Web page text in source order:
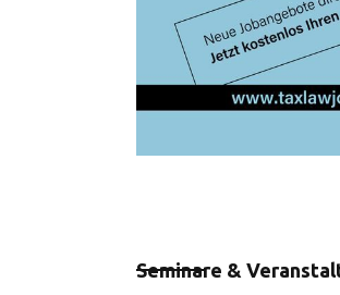
Seminare &